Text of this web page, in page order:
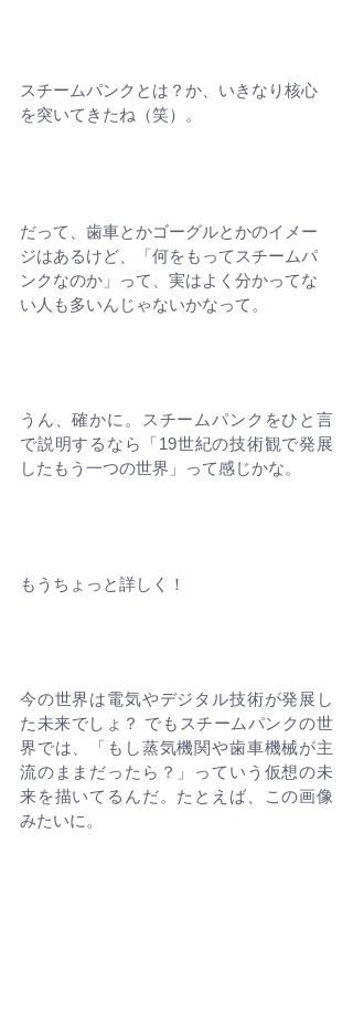
スチームパンクとは？ か、いきなり核心
を突いてきたね（笑）。
だって、歯車とかゴーグルとかのイメー
ジはあるけど、「何をもってスチームパ
ンクなのか」って、実はよく分かってな
い人も多いんじゃないかなって。
うん、確かに。スチームパンクをひと言
で説明するなら「19世紀の技術観で発展
したもう一つの世界」って感じかな。
もうちょっと詳しく！
今の世界は電気やデジタル技術が発展し
た未来でしょ？ でもスチームパンクの世
界では、「もし蒸気機関や歯車機械が主
流のままだったら？」っていう仮想の未
来を描いてるんだ。たとえば、この画像
みたいに。